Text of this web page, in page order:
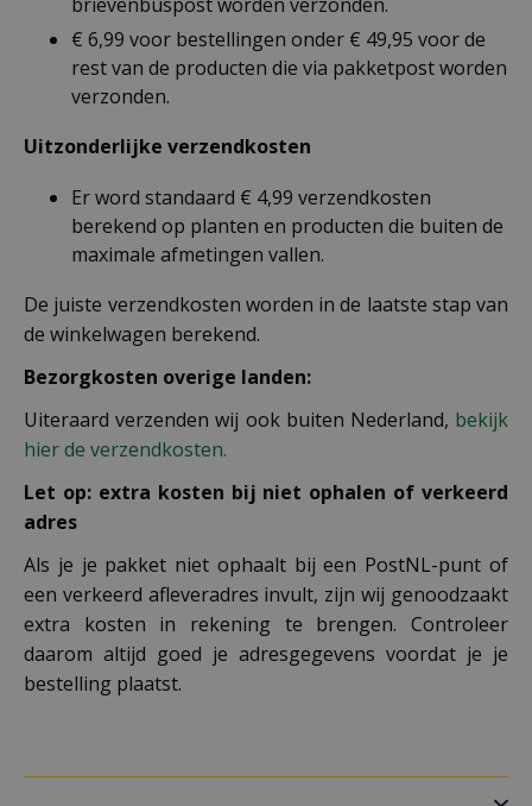
€ 6,99 voor bestellingen onder € 49,95 voor de
rest van de producten die via pakketpost worden
verzonden.
Uitzonderlijke verzendkosten
Er word standaard € 4,99 verzendkosten
berekend op planten en producten die buiten de
maximale afmetingen vallen.
De juiste verzendkosten worden in de laatste stap van
de winkelwagen berekend.
Bezorgkosten overige landen:
Uiteraard verzenden wij ook buiten Nederland, bekijk
hier de verzendkosten.
Let op: extra kosten bij niet ophalen of verkeerd
adres
Als je je pakket niet ophaalt bij een PostNL-punt of
een verkeerd afleveradres invult, zijn wij genoodzaakt
extra kosten in rekening te brengen. Controleer
daarom altijd goed je adresgegevens voordat je je
bestelling plaatst.